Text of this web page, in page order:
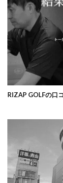
RIZAP GOLFの口